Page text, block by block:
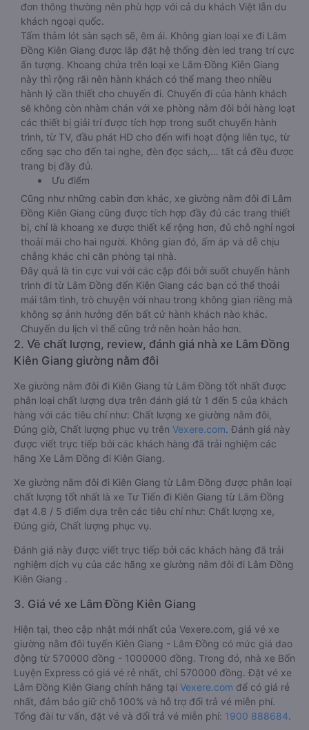
đơn thông thường nên phù hợp với cả du khách Việt lẫn du
khách ngoại quốc.
Tấm thảm lót sàn sạch sẽ, êm ái. Không gian loại xe đi Lâm
Đồng Kiên Giang được lắp đặt hệ thống đèn led trang trí cực
ấn tượng. Khoang chứa trên loại xe Lâm Đồng Kiên Giang
này thì rộng rãi nên hành khách có thể mang theo nhiều
hành lý cần thiết cho chuyến đi. Chuyến đi của hành khách
sẽ không còn nhàm chán với xe phòng nằm đôi bởi hàng loạt
các thiết bị giải trí được tích hợp trong suốt chuyến hành
trình, từ TV, đầu phát HD cho đến wifi hoạt động liên tục, từ
cổng sạc cho đến tai nghe, đèn đọc sách,… tất cả đều được
trang bị đầy đủ.
Ưu điểm
Cũng như những cabin đơn khác, xe giường nằm đôi đi Lâm
Đồng Kiên Giang cũng được tích hợp đầy đủ các trang thiết
bị, chỉ là khoang xe được thiết kế rộng hơn, đủ chỗ nghỉ ngơi
thoải mái cho hai người. Không gian đó, ấm áp và dễ chịu
chẳng khác chi căn phòng tại nhà.
Đây quả là tin cực vui với các cặp đôi bởi suốt chuyến hành
trình đi từ Lâm Đồng đến Kiên Giang các bạn có thể thoải
mái tâm tình, trò chuyện với nhau trong không gian riêng mà
không sợ ảnh hưởng đến bất cứ hành khách nào khác.
Chuyến du lịch vì thế cũng trở nên hoàn hảo hơn.
2. Về chất lượng, review, đánh giá nhà xe Lâm Đồng
Kiên Giang giường nằm đôi
Xe giường nằm đôi đi Kiên Giang từ Lâm Đồng tốt nhất được
phân loại chất lượng dựa trên đánh giá từ 1 đến 5 của khách
hàng với các tiêu chí như: Chất lượng xe giường nằm đôi,
Đúng giờ, Chất lượng phục vụ trên Vexere.com. Đánh giá này
được viết trực tiếp bởi các khách hàng đã trải nghiệm các
hãng Xe Lâm Đồng đi Kiên Giang.
Xe giường nằm đôi đi Kiên Giang từ Lâm Đồng được phân loại
chất lượng tốt nhất là xe Tư Tiến đi Kiên Giang từ Lâm Đồng
đạt 4.8 / 5 điểm dựa trên các tiêu chí như: Chất lượng xe,
Đúng giờ, Chất lượng phục vụ.
Đánh giá này được viết trực tiếp bởi các khách hàng đã trải
nghiệm dịch vụ của các hãng xe giường nằm đôi đi Lâm Đồng
Kiên Giang .
3. Giá vé xe Lâm Đồng Kiên Giang
Hiện tại, theo cập nhật mới nhất của Vexere.com, giá vé xe
giường nằm đôi tuyến Kiên Giang - Lâm Đồng có mức giá dao
động từ 570000 đồng - 1000000 đồng. Trong đó, nhà xe Bốn
Luyện Express có giá vé rẻ nhất, chỉ 570000 đồng. Đặt vé xe
Lâm Đồng Kiên Giang chính hãng tại Vexere.com để có giá rẻ
nhất, đảm bảo giữ chỗ 100% và hỗ trợ đổi trả vé miễn phí.
Tổng đài tư vấn, đặt vé và đổi trả vé miễn phí: 1900 888684.